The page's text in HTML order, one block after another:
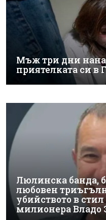
Мъж три дни
приятелката си в
Люлинска банда,
любовен
убийството в
милионера Владо